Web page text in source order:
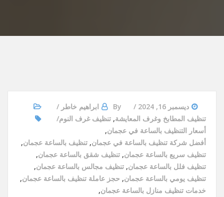
ديسمبر 16, 2024 By
ابراهيم خاطر
تنظيف المطابخ وغرف المعايشة, تنظيف غرف النوم
أسعار التنظيف بالساعة في عجمان,
أفضل شركة تنظيف بالساعة في عجمان, تنظيف بالساعة عجمان,
تنظيف سريع بالساعة عجمان, تنظيف شقق بالساعة عجمان,
تنظيف فلل بالساعة عجمان, تنظيف مجالس بالساعة عجمان,
تنظيف يومي بالساعة عجمان, حجز عاملة تنظيف بالساعة عجمان,
خدمات تنظيف منازل بالساعة عجمان,